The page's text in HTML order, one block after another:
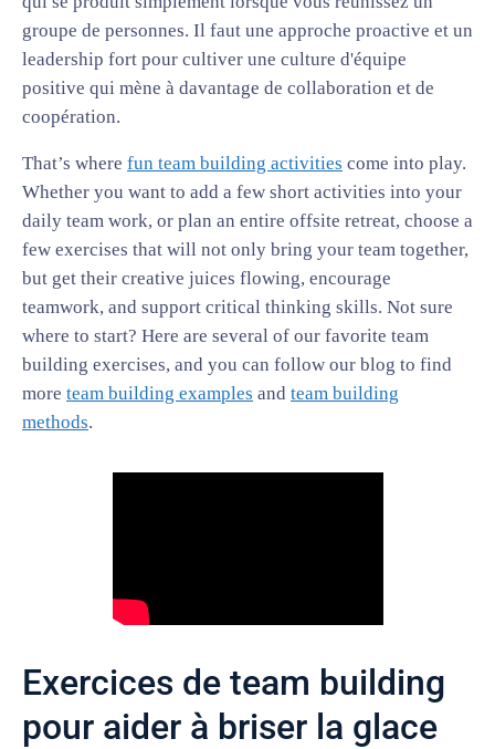
groupe de personnes. Il faut une approche proactive et un
leadership fort pour cultiver une culture d'équipe
positive qui mène à davantage de collaboration et de
coopération.
That’s where fun team building activities come into play.
Whether you want to add a few short activities into your
daily team work, or plan an entire offsite retreat, choose a
few exercises that will not only bring your team together,
but get their creative juices flowing, encourage
teamwork, and support critical thinking skills. Not sure
where to start? Here are several of our favorite team
building exercises, and you can follow our blog to find
more team building examples and team building
methods.
Exercices de team building
pour aider à briser la glace